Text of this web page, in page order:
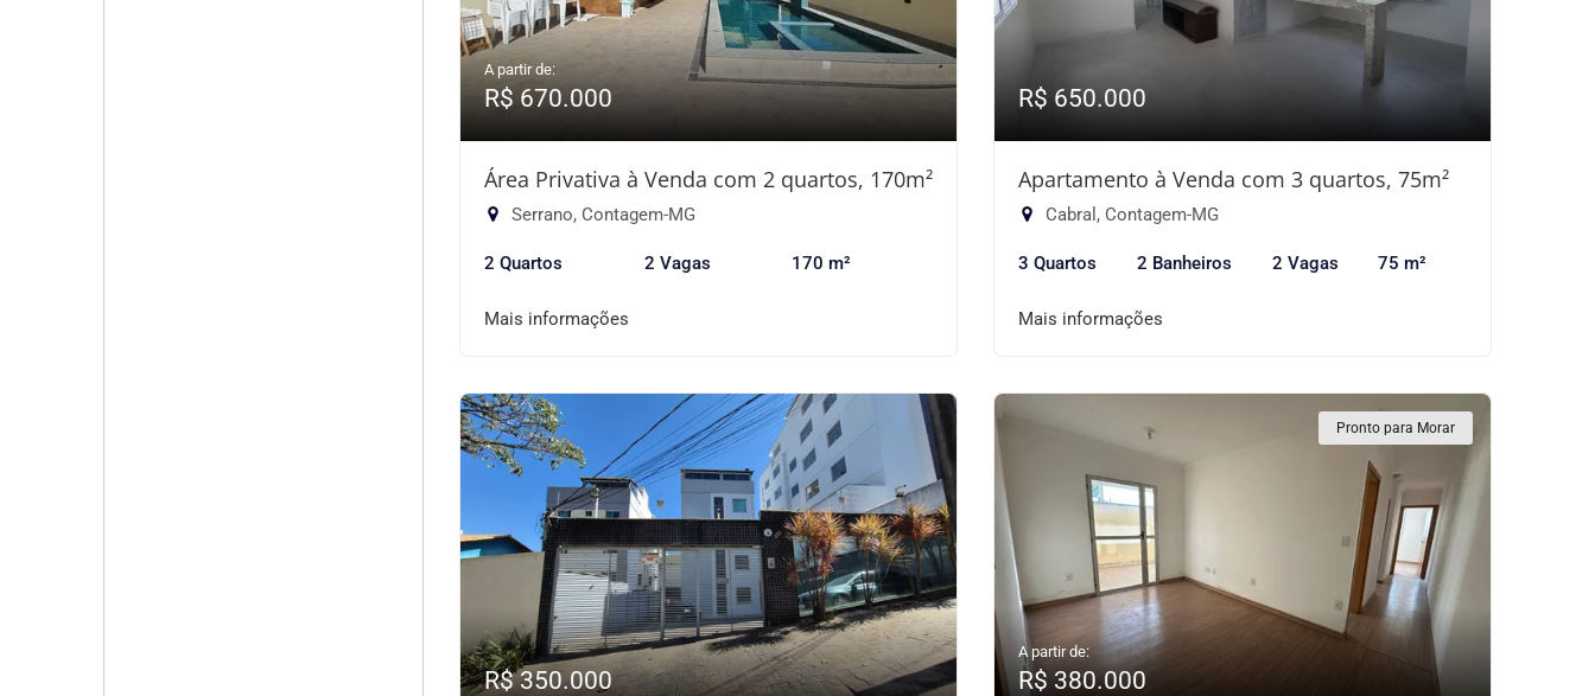
A partir de:
R$ 670.000
Área Privativa à Venda com 2 quartos, 170m²
Serrano, Contagem-MG
2 Quartos 2 Vagas 170 m²
Mais informações
R$ 650.000
Apartamento à Venda com 3 quartos, 75m²
Cabral, Contagem-MG
3 Quartos 2 Banheiros 2 Vagas 75 m²
Mais informações
R$ 350.000
Pronto para Morar
A partir de:
R$ 380.000